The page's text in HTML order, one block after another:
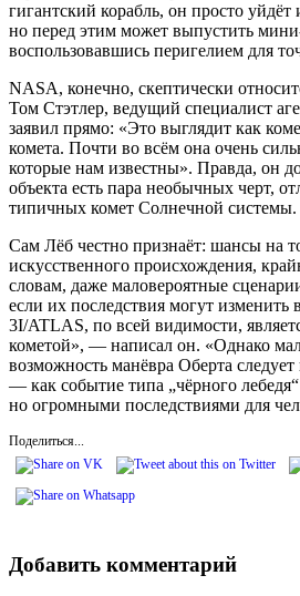
гигантский корабль, он просто
но перед этим может выпустить
воспользовавшись перигелием для
NASA, конечно, скептически
Том Стэтлер, ведущий специалист
заявил прямо: «Это выглядит как
комета. Почти во всём она очень
которые нам известны». Правда, он
объекта есть пара необычных черт,
типичных комет Солнечной системы.
Сам Лёб честно признаёт: шансы на
искусственного происхождения,
словам, даже маловероятные
если их последствия могут
3I/ATLAS, по всей видимости,
кометой», — написал он. «Однако
возможность манёвра Оберта следует
— как событие типа „чёрного
но огромными последствиями для
Поделиться...
Добавить комментарий